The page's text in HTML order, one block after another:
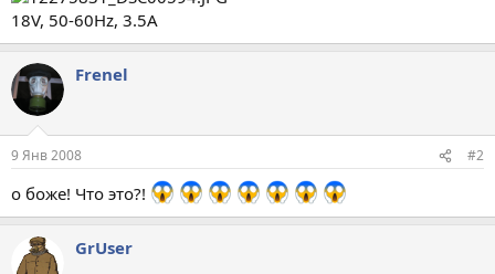
18V, 50-60Hz, 3.5A
Frenel
9 Янв 2008 #2
о боже! Что это?!
GrUser